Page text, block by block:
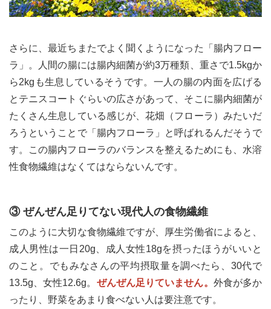
さらに、最近ちまたでよく聞くようになった「腸内フロー
ラ」。人間の腸には腸内細菌が約3万種類、重さで1.5kgか
ら2kgも生息しているそうです。一人の腸の内面を広げる
とテニスコートぐらいの広さがあって、そこに腸内細菌が
たくさん生息している感じが、花畑（フローラ）みたいだ
ろうということで「腸内フローラ」と呼ばれるんだそうで
す。この腸内フローラのバランスを整えるためにも、水溶
性食物繊維はなくてはならないんです。
③ ぜんぜん足りてない現代人の食物繊維
このように大切な食物繊維ですが、厚生労働省によると、
成人男性は一日20g、成人女性18gを摂ったほうがいいと
のこと。でもみなさんの平均摂取量を調べたら、30代で
13.5g、女性12.6g。 ぜんぜん足りていません。 外食が多か
ったり、野菜をあまり食べない人は要注意です。